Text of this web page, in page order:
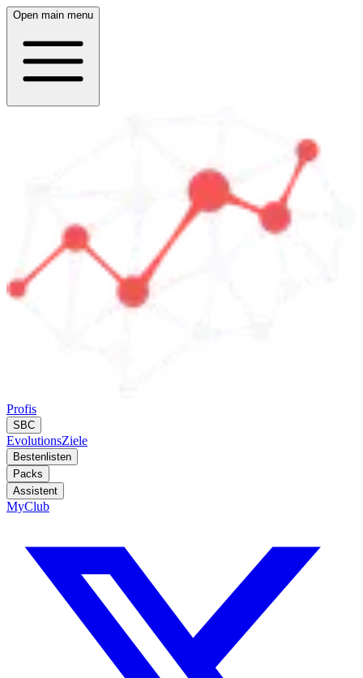
Open main menu
Profis
SBC
EvolutionsZiele
Bestenlisten
Packs
Assistent
MyClub